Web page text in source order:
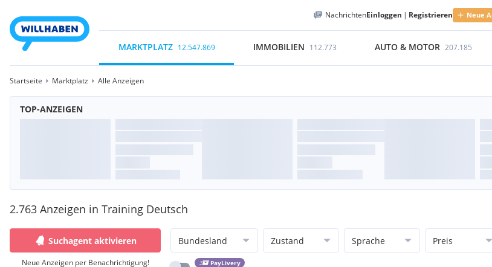
NachrichtenEinloggen | Registrieren Neue
MARKTPLATZ 12.547.869 IMMOBILIEN 112.773 AUTO & MOTOR 207.185
Startseite Marktplatz Alle Anzeigen
TOP-ANZEIGEN
2.763 Anzeigen in Training Deutsch
Suchagent aktivieren
Neue Anzeigen per Benachrichtigung!
Bundesland Zustand Sprache Preis
PayLivery